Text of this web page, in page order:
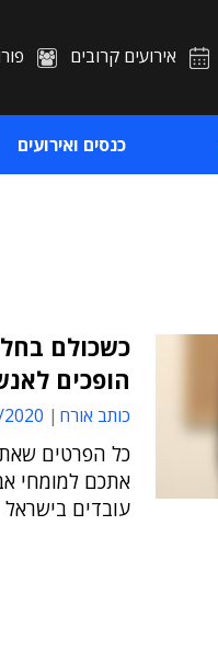
אירועים קרובים
כנסים ואירועים
כשכולם
הופכים
כותב אורח 12:45
כל הפרטים
אתכם למומחי
עובדים בישראל